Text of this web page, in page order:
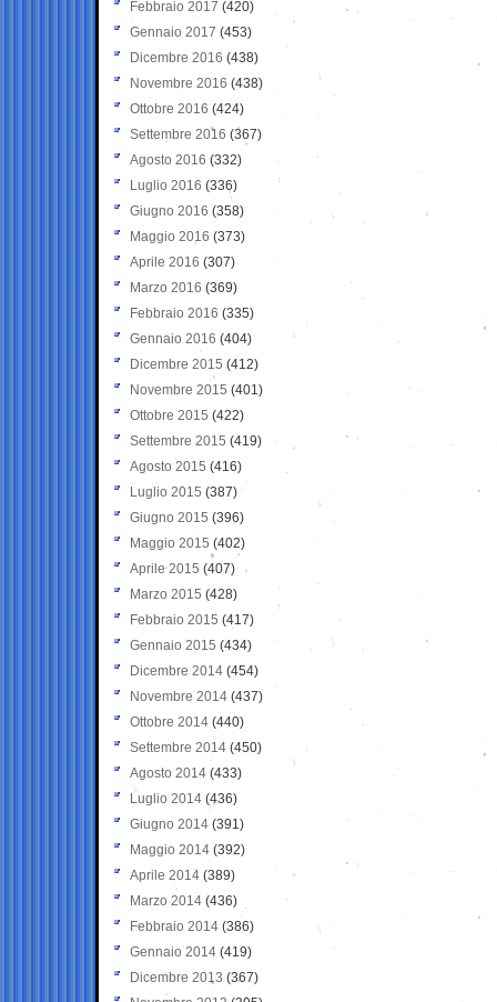
Febbraio 2017 (420)
Gennaio 2017 (453)
Dicembre 2016 (438)
Novembre 2016 (438)
Ottobre 2016 (424)
Settembre 2016 (367)
Agosto 2016 (332)
Luglio 2016 (336)
Giugno 2016 (358)
Maggio 2016 (373)
Aprile 2016 (307)
Marzo 2016 (369)
Febbraio 2016 (335)
Gennaio 2016 (404)
Dicembre 2015 (412)
Novembre 2015 (401)
Ottobre 2015 (422)
Settembre 2015 (419)
Agosto 2015 (416)
Luglio 2015 (387)
Giugno 2015 (396)
Maggio 2015 (402)
Aprile 2015 (407)
Marzo 2015 (428)
Febbraio 2015 (417)
Gennaio 2015 (434)
Dicembre 2014 (454)
Novembre 2014 (437)
Ottobre 2014 (440)
Settembre 2014 (450)
Agosto 2014 (433)
Luglio 2014 (436)
Giugno 2014 (391)
Maggio 2014 (392)
Aprile 2014 (389)
Marzo 2014 (436)
Febbraio 2014 (386)
Gennaio 2014 (419)
Dicembre 2013 (367)